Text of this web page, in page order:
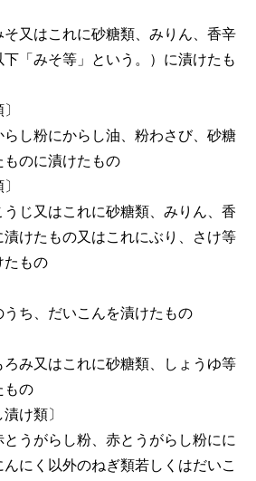
又はこれに砂糖類、みりん、香辛
「みそ等」という。）に漬けたも
し粉にからし油、粉わさび、砂糖
のに漬けたもの
じ又はこれに砂糖類、みりん、香
けたもの又はこれにぶり、さけ等
たもの
ち、だいこんを漬けたもの
み又はこれに砂糖類、しょうゆ等
もの
け類〕
うがらし粉、赤とうがらし粉にに
にく以外のねぎ類若しくはだいこ